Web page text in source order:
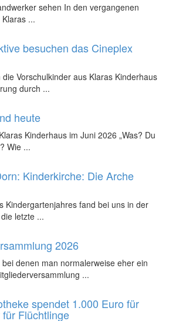
sehen In den vergangenen
...
besuchen das Cineplex
Vorschulkinder aus Klaras Kinderhaus
durch ...
heute
Kinderhaus im Juni 2026 „Was? Du
Wie ...
Kinderkirche: Die Arche
Kindergartenjahres fand bei uns in der
letzte ...
2026
denen man normalerweise eher ein
...
spendet 1.000 Euro für
Flüchtlinge